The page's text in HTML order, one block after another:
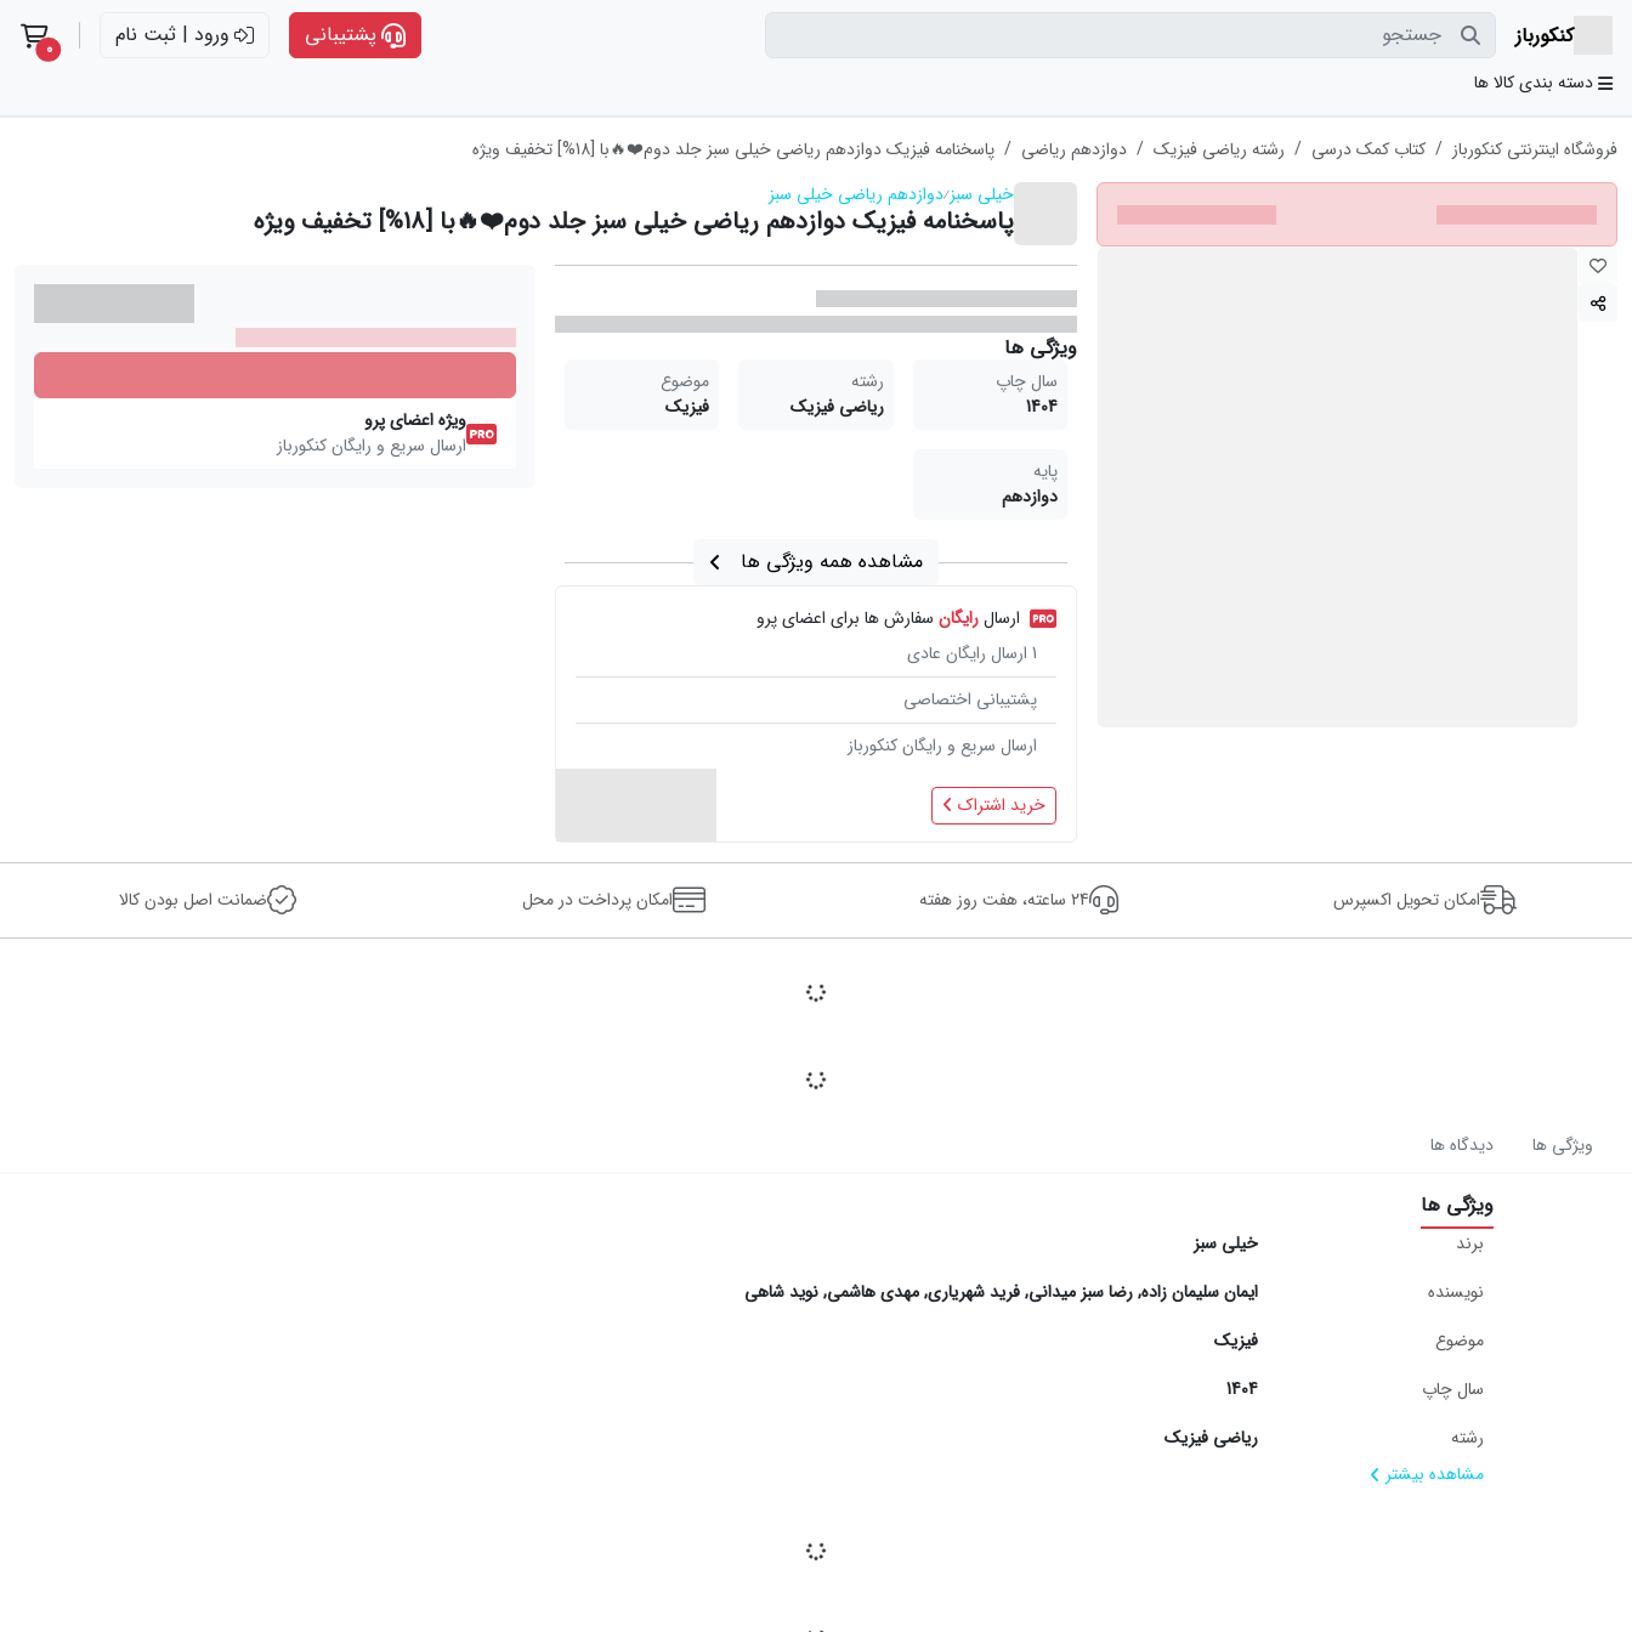
کنکورباز جستجو پشتیبانی ورود | ثبت نام 0
items
دسته بندی کالا ها
فروشگاه اینترنتی کنکورباز کتاب کمک درسی رشته ریاضی فیزیک دوازدهم ریاضی
پاسخنامه فیزیک دوازدهم ریاضی خیلی سبز جلد دوم❤️🔥با [18%] تخفیف ویژه
خیلی سبز دوازدهم ریاضی خیلی سبز
پاسخنامه فیزیک دوازدهم ریاضی خیلی سبز جلد دوم❤️🔥با [18%] تخفیف ویژه
ویژگی ها
سال چاپ
1404
رشته
ریاضی فیزیک
موضوع
فیزیک
پایه
دوازدهم
مشاهده همه ویژگی ها
ارسالرایگان سفارش ها برای اعضای پرو
1 ارسال رایگان عادی
پشتیبانی اختصاصی
ارسال سریع و رایگان کنکورباز
خرید اشتراک
ویژه اعضای پرو
ارسال سریع و رایگان کنکورباز
امکان تحویل اکسپرس 24 ساعته، هفت روز هفته امکان پرداخت در محل ضمانت اصل بودن کالا
ویژگی ها دیدگاه ها
ویژگی ها
برند
خیلی سبز
نویسنده
ایمان سلیمان زاده,رضا سبز میدانی,فرید شهریاری,مهدی هاشمی,نوید شاهی
موضوع
فیزیک
سال چاپ
1404
رشته
ریاضی فیزیک
مشاهده بیشتر